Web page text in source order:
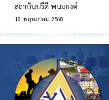
สถาบันปรีดี พนมยงค์
18 พฤษภาคม 2568